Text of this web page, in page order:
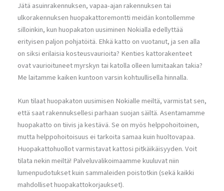
Jätä asuinrakennuksen, vapaa-ajan rakennuksen tai
ulkorakennuksen huopakattoremontti meidän kontollemme
silloinkin, kun huopakaton uusiminen Nokialla edellyttää
erityisen paljon pohjatöitä. Ehkä katto on vuotanut, ja sen alla
on siksi erilaisia kosteusvaurioita? Kenties kattorakenteet
ovat vaurioituneet myrskyn tai katolla olleen lumitaakan takia?
Me laitamme kaiken kuntoon varsin kohtuullisella hinnalla.
Kun tilaat huopakaton uusimisen Nokialle meiltä, varmistat sen,
että saat rakennuksellesi parhaan suojan säiltä. Asentamamme
huopakatto on tiivis ja kestävä. Se on myös helppohoitoinen,
mutta helppohoitoisuus ei tarkoita samaa kuin huoltovapaa.
Huopakattohuollot varmistavat kattosi pitkäikäisyyden. Voit
tilata nekin meiltä! Palveluvalikoimaamme kuuluvat niin
lumenpudotukset kuin sammaleiden poistotkin (sekä kaikki
mahdolliset huopakattokorjaukset).